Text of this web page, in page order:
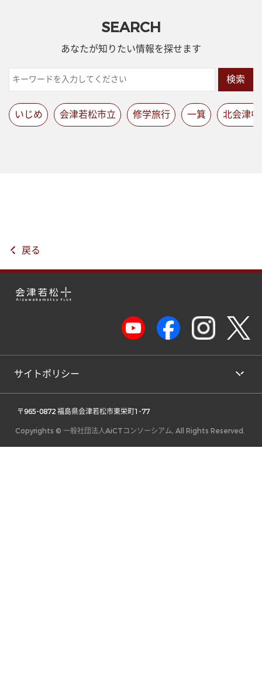
SEARCH
あなたが知りたい情報を探せます
検索
いじめ 会津若松市立 修学旅行 一箕 北会津中
戻る
サイトポリシー
〒965-0872 福島県会津若松市東栄町1-77
Copyrights © 一般社団法人AiCTコンソーシアム, All Rights Reserved.